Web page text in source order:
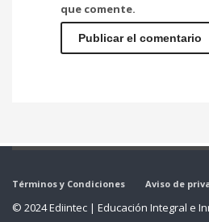
que comente.
Términos y Condiciones Aviso de
© 2024 Ediintec | Educación Integral e